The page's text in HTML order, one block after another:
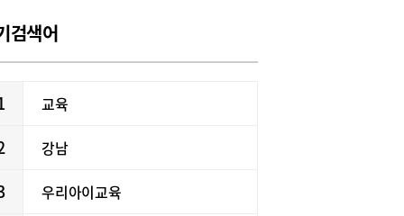
검색어
교육
강남
우리아이교육